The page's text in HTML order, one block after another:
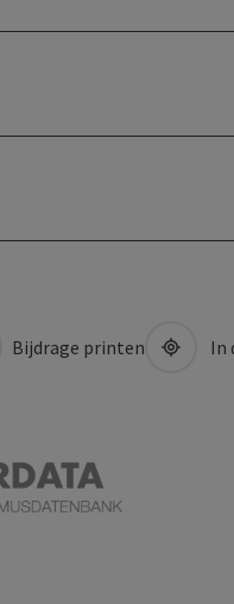
Bijdrage printen In